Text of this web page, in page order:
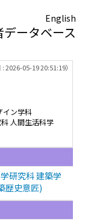
English
ータベース
: 2026-05-19 20:51:19）
イン学科
人間生活科学
研究科 建築学
歴史意匠)